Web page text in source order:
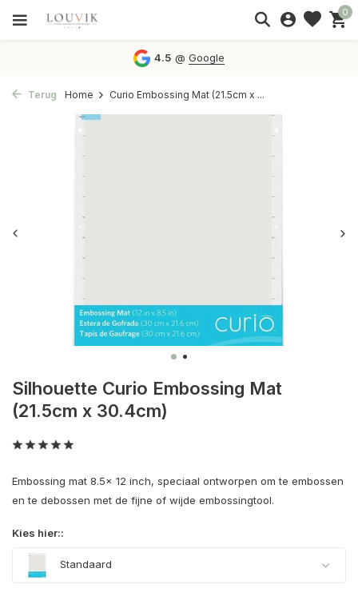
0
4.5 @Google
Terug Home Curio Embossing Mat (21.5cm x ...
Silhouette Curio Embossing Mat
(21.5cm x 30.4cm)
Embossing mat 8.5x 12 inch, speciaal ontworpen om te embossen
en te debossen met de fijne of wijde embossingtool.
Kies hier::
Standaard